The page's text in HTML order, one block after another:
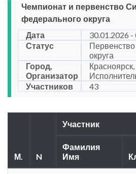
Чемпионат и первенство
федерального округа
Дата
30.01.2026 -
Статус
округа
Город,
Организатор
Участников
43
М. N
Участник
Фамилия
Имя